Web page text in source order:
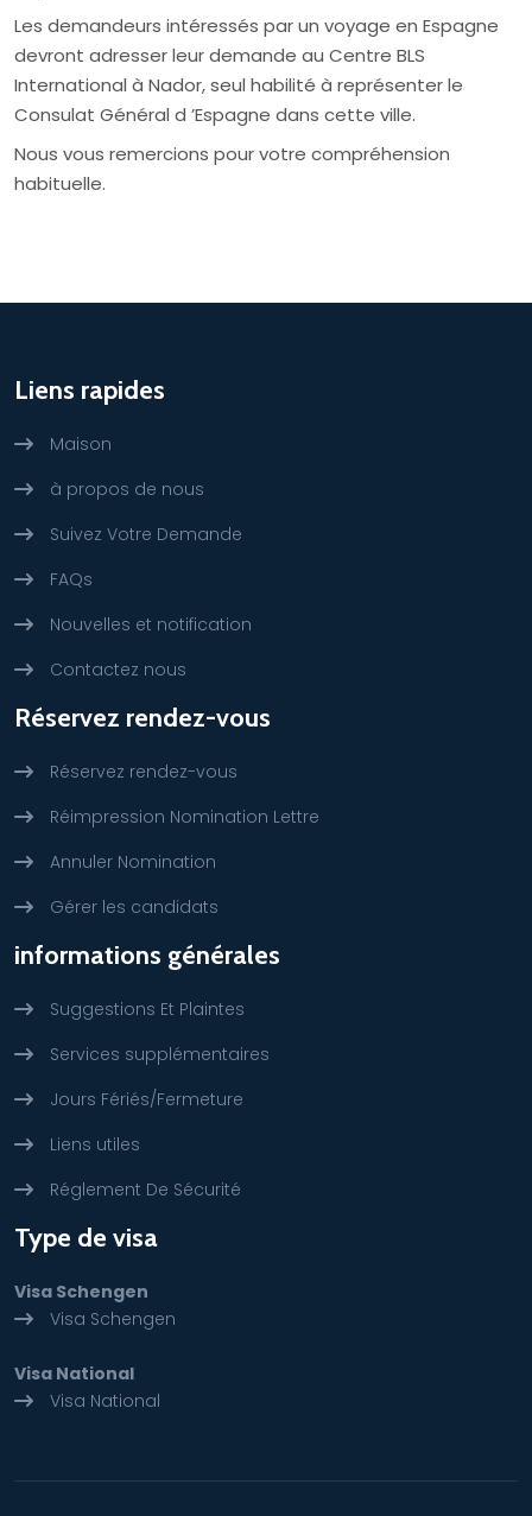
Les demandeurs intéressés par un voyage en Espagne
devront adresser leur demande au Centre BLS
International à Nador, seul habilité à représenter le
Consulat Général d ’Espagne dans cette ville.
Nous vous remercions pour votre compréhension
habituelle.
Liens rapides
Maison
à propos de nous
Suivez Votre Demande
FAQs
Nouvelles et notification
Contactez nous
Réservez rendez-vous
Réservez rendez-vous
Réimpression Nomination Lettre
Annuler Nomination
Gérer les candidats
informations générales
Suggestions Et Plaintes
Services supplémentaires
Jours Fériés/Fermeture
Liens utiles
Réglement De Sécurité
Type de visa
Visa Schengen
Visa Schengen
Visa National
Visa National